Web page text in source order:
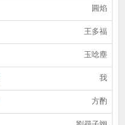
圓焰
王多福
玉唸塵
我
方酌